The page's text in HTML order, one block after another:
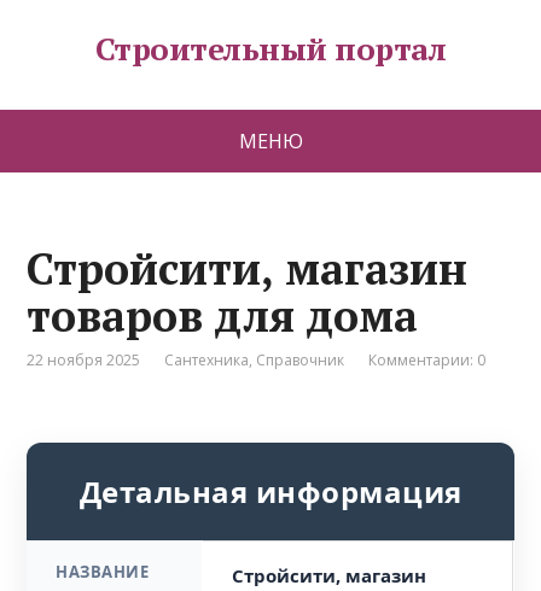
Строительный портал
МЕНЮ
Стройсити, магазин
товаров для дома
22 ноября 2025 Сантехника, Справочник Комментарии: 0
Детальная информация
НАЗВАНИЕ
Стройсити, магазин